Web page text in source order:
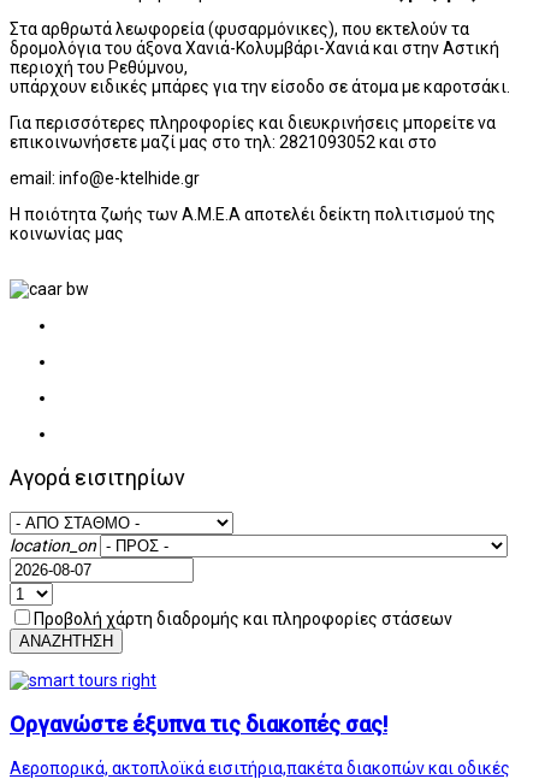
Στα αρθρωτά λεωφορεία (φυσαρμόνικες), που εκτελούν τα
δρομολόγια του άξονα Χανιά-Κολυμβάρι-Χανιά και στην Αστική
περιοχή του Ρεθύμνου,
υπάρχουν ειδικές μπάρες για την είσοδο σε άτομα με καροτσάκι.
Για περισσότερες πληροφορίες και διευκρινήσεις μπορείτε να
επικοινωνήσετε μαζί μας στο τηλ: 2821093052 και στο
email: info@e-ktelhide .gr
Η ποιότητα ζωής των Α.Μ.Ε.Α αποτελέι δείκτη πολιτισμού της
κοινωνίας μας
Αγορά εισιτηρίων
location_on
Προβολή χάρτη διαδρομής και πληροφορίες στάσεων
ΑΝΑΖΗΤΗΣΗ
Οργανώστε έξυπνα τις διακοπές σας!
Αεροπορικά, ακτοπλοϊκά εισιτήρια,πακέτα διακοπών και οδικές